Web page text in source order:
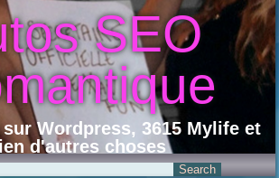
SEO
Wordpress, 3615 Mylife et
d'autres choses